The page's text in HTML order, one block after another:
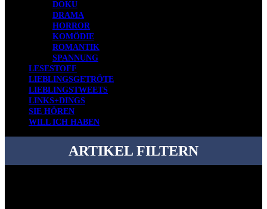
DOKU
DRAMA
HORROR
KOMÖDIE
ROMANTIK
SPANNUNG
LESESTOFF
LIEBLINGSGETRÖTE
LIEBLINGSTWEETS
LINKS+DINGS
SIE HÖREN
WILL ICH HABEN
ARTIKEL FILTERN